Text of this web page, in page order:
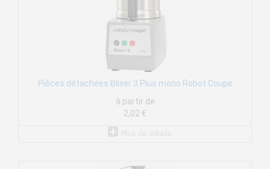
Pièces détachées Blixer 3 Plus mono Robot Coupe
à partir de
2,02 €